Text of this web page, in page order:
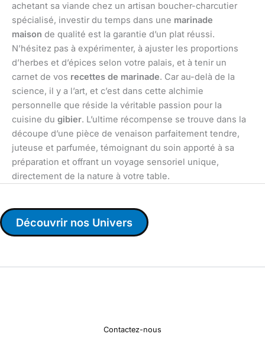
achetant sa viande chez un artisan boucher-charcutier
spécialisé, investir du temps dans une marinade
maison de qualité est la garantie d’un plat réussi.
N’hésitez pas à expérimenter, à ajuster les proportions
d’herbes et d’épices selon votre palais, et à tenir un
carnet de vos recettes de marinade. Car au-delà de la
science, il y a l’art, et c’est dans cette alchimie
personnelle que réside la véritable passion pour la
cuisine du gibier. L’ultime récompense se trouve dans la
découpe d’une pièce de venaison parfaitement tendre,
juteuse et parfumée, témoignant du soin apporté à sa
préparation et offrant un voyage sensoriel unique,
directement de la nature à votre table.
Découvrir nos Univers
Contactez-nous